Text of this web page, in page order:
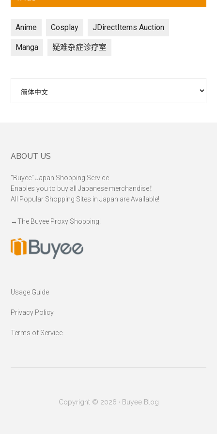
Anime Cosplay JDirectItems Auction
Manga 疑难杂症诊疗室
Footer
ABOUT US
“Buyee” Japan Shopping Service
Enables you to buy all Japanese merchandise！
All Popular Shopping Sites in Japan are Available!
→The Buyee Proxy Shopping!
Usage Guide
Privacy Policy
Terms of Service
Copyright © 2026 · Buyee Blog